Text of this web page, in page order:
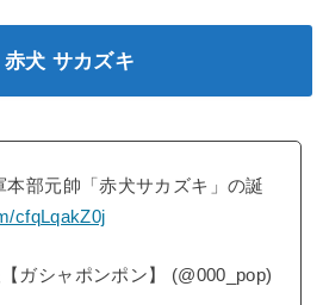
赤犬 サカズキ
本部元帥「赤犬サカズキ」の誕
cfqLqakZ0j
ガシャポンポン】 (@000_pop)